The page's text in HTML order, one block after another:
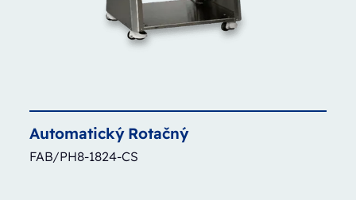
Automatický Rotačný
FAB/PH8-1824-CS